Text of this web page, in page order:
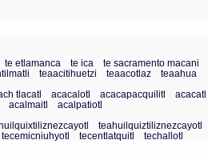
te etlamanca te ica te sacramento macani
teaacitihuetzi teaacotlaz
teaahua
tlacatl acacalotl acacapacquilitl acacatl
acalmaitl
acalpatiotl
teahuilquiztiliznezcayotl
tecemicniuhyotl tecentlatquitl techallotl